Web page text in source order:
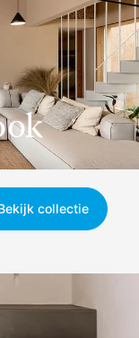
collectie